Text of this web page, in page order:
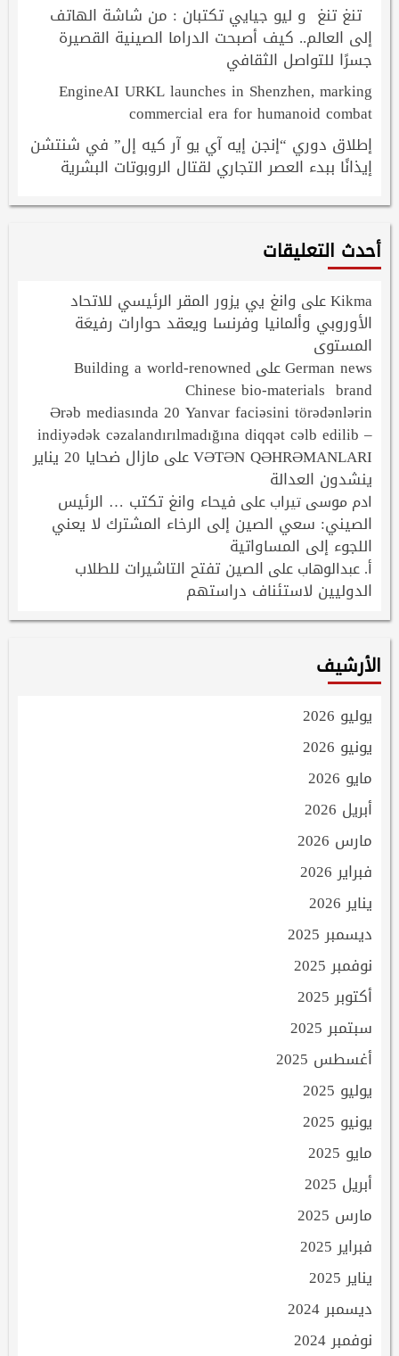
تنغ تنغ و ليو جيايي تكتبان : من شاشة الهاتف
إلى العالم.. كيف أصبحت الدراما الصينية القصيرة
جسرًا للتواصل الثقافي
EngineAI URKL launches in Shenzhen, marking
commercial era for humanoid combat
إطلاق دوري “إنجن إيه آي يو آر كيه إل” في شنتشن
إيذانًا ببدء العصر التجاري لقتال الروبوتات البشرية
أحدث التعليقات
Kikmaعلى وانغ يي يزور المقر الرئيسي للاتحاد
الأوروبي وألمانيا وفرنسا ويعقد حوارات رفيعَة
المستوى
German newsعلى Building a world-renowned
Chinese bio-materials brand
Ərəb mediasında 20 Yanvar faciəsini törədənlərin
indiyədək cəzalandırılmadığına diqqət cəlb edilib –
VƏTƏN QƏHRƏMANLARIعلى مازال ضحايا 20 يناير
ينشدون العدالة
ادم موسى تيرابعلى فيحاء وانغ تكتب … الرئيس
الصيني: سعي الصين إلى الرخاء المشترك لا يعني
اللجوء إلى المساواتية
أ. عبدالوهابعلى الصين تفتح التاشيرات للطلاب
الدوليين لاستئناف دراستهم
الأرشيف
يوليو 2026
يونيو 2026
مايو 2026
أبريل 2026
مارس 2026
فبراير 2026
يناير 2026
ديسمبر 2025
نوفمبر 2025
أكتوبر 2025
سبتمبر 2025
أغسطس 2025
يوليو 2025
يونيو 2025
مايو 2025
أبريل 2025
مارس 2025
فبراير 2025
يناير 2025
ديسمبر 2024
نوفمبر 2024